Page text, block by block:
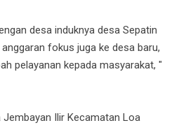
desa induknya desa Sepatin
fokus juga ke desa baru,
pelayanan kepada masyarakat, "
Jembayan Ilir Kecamatan Loa